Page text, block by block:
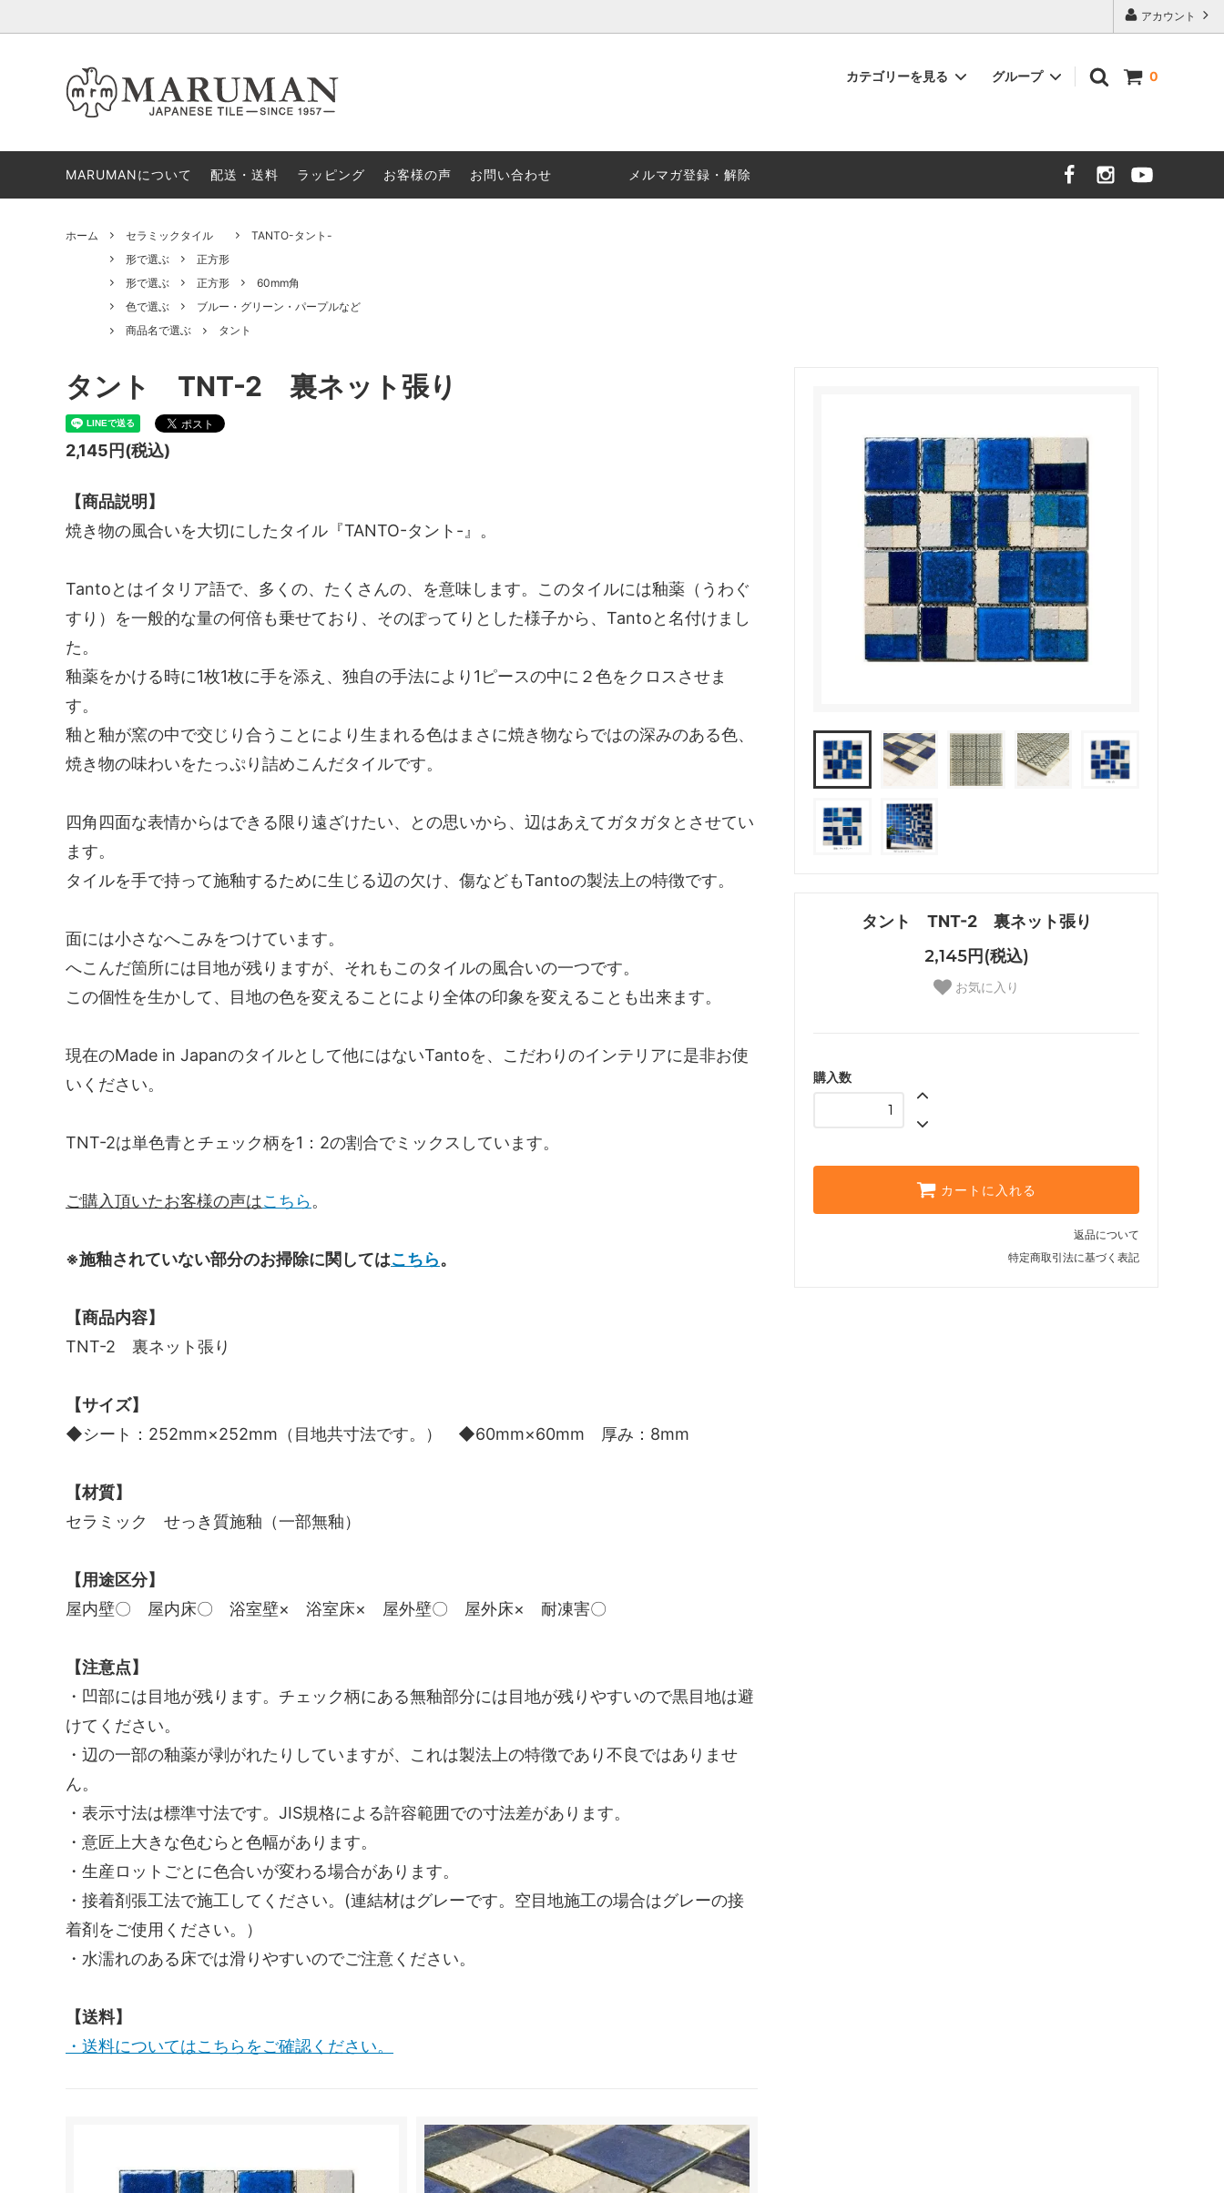
アカウント
0
カテゴリーを見る グループ
300g少量販売
MARUMANについて 配送・送料 ラッピング お客様の声 お問い合わせ メルマガ登録・解除
ホーム セラミックタイル
TANTO-タント-
形で選ぶ
正方形
形で選ぶ
正方形
60mm角
色で選ぶ
ブルー・グリーン・パープルなど
商品名で選ぶ
タント
タント TNT-2 裏ネット張り
2,145円(税込)
お気に入り
購入数
カートに入れる
返品について
特定商取引法に基づく表記
タント TNT-2 裏ネット張り
2,145円(税込)
【商品説明】
焼き物の風合いを大切にしたタイル『TANTO-タント-』。
Tantoとはイタリア語で、多くの、たくさんの、を意味します。このタイルには釉薬（うわぐ
すり）を一般的な量の何倍も乗せており、そのぽってりとした様子から、Tantoと名付けまし
た。
釉薬をかける時に1枚1枚に手を添え、独自の手法により1ピースの中に２色をクロスさせま
す。
釉と釉が窯の中で交じり合うことにより生まれる色はまさに焼き物ならではの深みのある色、
焼き物の味わいをたっぷり詰めこんだタイルです。
四角四面な表情からはできる限り遠ざけたい、との思いから、辺はあえてガタガタとさせてい
ます。
タイルを手で持って施釉するために生じる辺の欠け、傷などもTantoの製法上の特徴です。
面には小さなへこみをつけています。
へこんだ箇所には目地が残りますが、それもこのタイルの風合いの一つです。
この個性を生かして、目地の色を変えることにより全体の印象を変えることも出来ます。
現在のMade in Japanのタイルとして他にはないTantoを、こだわりのインテリアに是非お使
いください。
TNT-2は単色青とチェック柄を1：2の割合でミックスしています。
ご購入頂いたお客様の声はこちら。
※施釉されていない部分のお掃除に関してはこちら。
【商品内容】
TNT-2 裏ネット張り
【サイズ】
◆シート：252mm×252mm（目地共寸法です。） ◆60mm×60mm 厚み：8mm
【材質】
セラミック せっき質施釉（一部無釉）
【用途区分】
屋内壁〇 屋内床〇 浴室壁× 浴室床× 屋外壁〇 屋外床× 耐凍害〇
【注意点】
・凹部には目地が残ります。チェック柄にある無釉部分には目地が残りやすいので黒目地は避
けてください。
・辺の一部の釉薬が剥がれたりしていますが、これは製法上の特徴であり不良ではありませ
ん。
・表示寸法は標準寸法です。JIS規格による許容範囲での寸法差があります。
・意匠上大きな色むらと色幅があります。
・生産ロットごとに色合いが変わる場合があります。
・接着剤張工法で施工してください。(連結材はグレーです。空目地施工の場合はグレーの接
着剤をご使用ください。）
・水濡れのある床では滑りやすいのでご注意ください。
【送料】
・送料についてはこちらをご確認ください。